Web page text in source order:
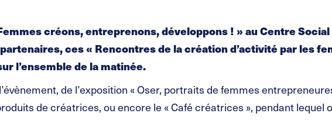
créons, entreprenons, développons ! » au Centre
ces « Rencontres de la création d’activité par les
l’ensemble de la matinée.
de l’exposition « Oser, portraits de femmes
de créatrices, ou encore le « Café créatrices », pendant lequel